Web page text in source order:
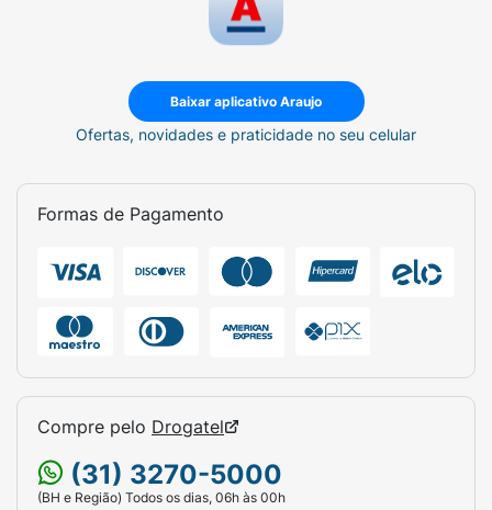
Baixar aplicativo Araujo
Ofertas, novidades e praticidade no seu celular
Formas de Pagamento
Compre pelo Drogatel
(31) 3270-5000
(BH e Região) Todos os dias, 06h às 00h